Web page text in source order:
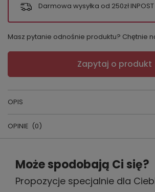
Darmowa wysyłka od 250zł INPOST
Masz pytanie odnośnie produktu? Chętnie
Zapytaj o produkt
OPIS
Koszula Regina
Kraj produkcji
OPINIE (0)
Napisz swoją
Twoja ocena:
Może spodobają Ci się?
Propozycje specjalnie dla